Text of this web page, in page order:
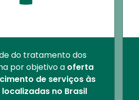
do tratamento dos
por objetivo a oferta
de serviços às
no Brasil